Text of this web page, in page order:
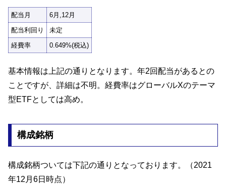
配当月
6月,12月
配当利回り
未定
経費率
0.649%(税込)
基本情報は上記の通りとなります。年2回配当があるとの
ことですが、詳細は不明。経費率はグローバルXのテーマ
型ETFとしては高め。
構成銘柄
構成銘柄ついては下記の通りとなっております。（2021
年12月6日時点）